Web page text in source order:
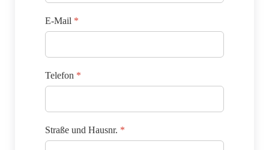
E-Mail *
Telefon *
Straße und Hausnr. *